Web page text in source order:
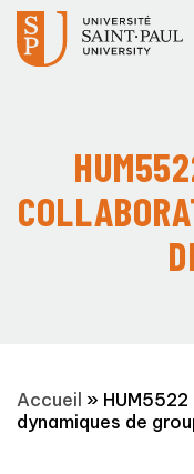
Accueil »
dynamiques de